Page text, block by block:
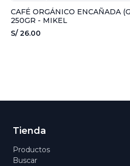
CAFÉ ORGÁNICO ENCAÑADA
250GR - MIKEL
S/ 26.00
Tienda
Productos
Buscar